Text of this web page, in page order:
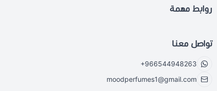
روابط مهمة
تواصل معنا
+966544948263
moodperfumes1@gmail.com